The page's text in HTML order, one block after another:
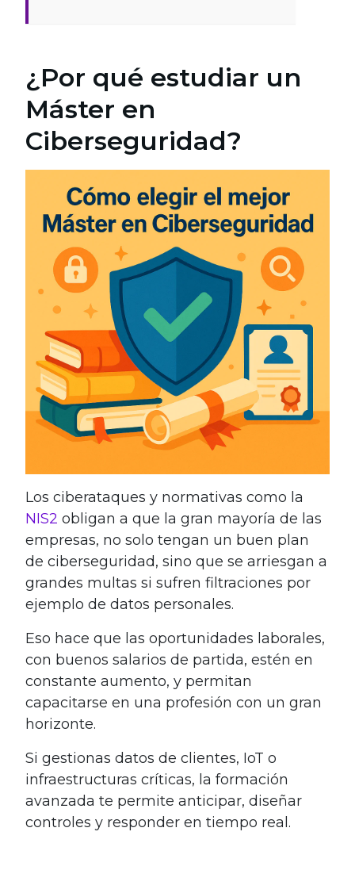
¿Por qué estudiar un
Máster en
Ciberseguridad?
Los ciberataques y normativas como la
NIS2 obligan a que la gran mayoría de las
empresas, no solo tengan un buen plan
de ciberseguridad, sino que se arriesgan a
grandes multas si sufren filtraciones por
ejemplo de datos personales.
Eso hace que las oportunidades laborales,
con buenos salarios de partida, estén en
constante aumento, y permitan
capacitarse en una profesión con un gran
horizonte.
Si gestionas datos de clientes, IoT o
infraestructuras críticas, la formación
avanzada te permite anticipar, diseñar
controles y responder en tiempo real.